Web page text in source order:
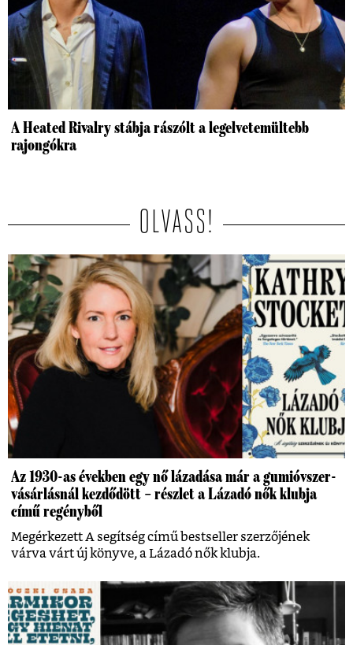
A Heated Rivalry stábja rászólt a legelvetemültebb
rajongókra
OLVASS!
Az 1930-as években egy nő lázadása már a gumióvszer-
vásárlásnál kezdődött – részlet a Lázadó nők klubja
című regényből
Megérkezett A segítség című bestseller szerzőjének
várva várt új könyve, a Lázadó nők klubja.